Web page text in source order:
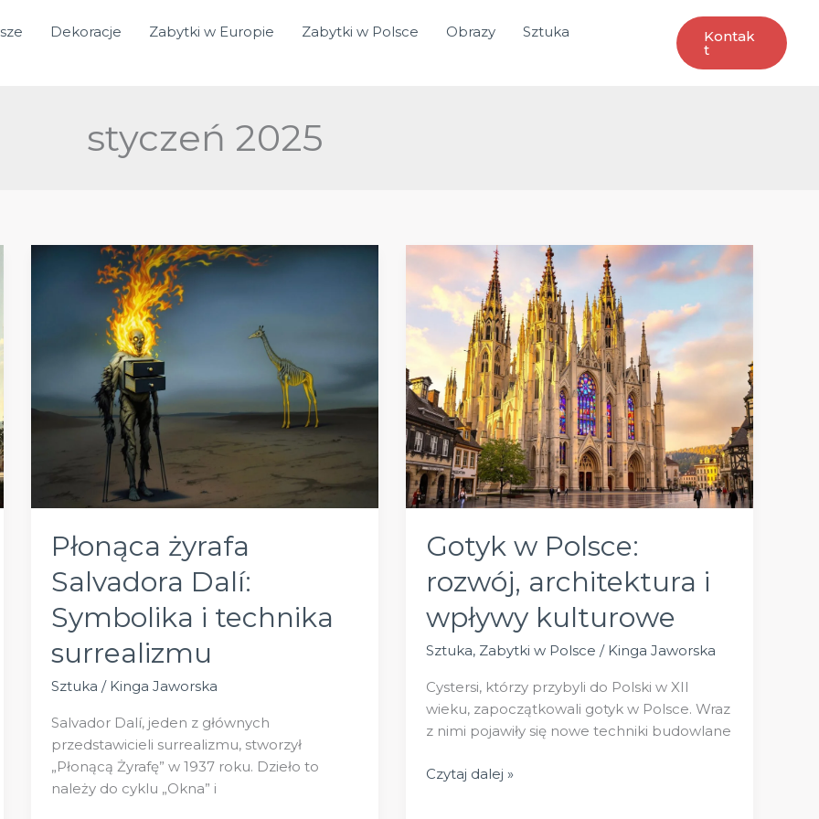
Dekoracje Zabytki w Europie Zabytki w Polsce Obrazy
Sztuka
Kontak
T
styczeń 2025
Płonąca żyrafa
Salvadora Dalí:
Symbolika i technika
surrealizmu
Sztuka / Kinga Jaworska
Salvador Dalí, jeden z głównych
przedstawicieli surrealizmu, stworzył
„Płonącą Żyrafę” w 1937 roku. Dzieło to
należy do cyklu „Okna” i
Gotyk w Polsce:
rozwój, architektura i
wpływy kulturowe
Sztuka, Zabytki w Polsce / Kinga Jaworska
Cystersi, którzy przybyli do Polski w XII
wieku, zapoczątkowali gotyk w Polsce. Wraz
z nimi pojawiły się nowe techniki budowlane
Gotyk
Czytaj dalej »